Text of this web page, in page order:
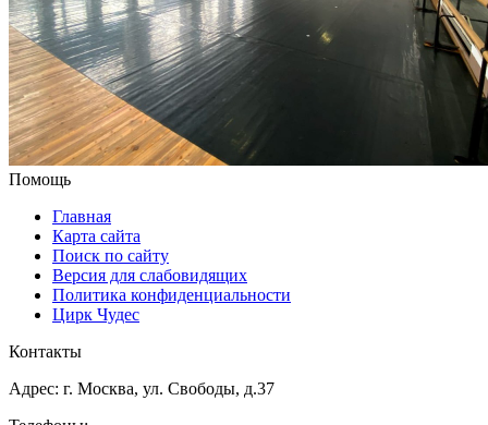
Помощь
Главная
Карта сайта
Поиск по сайту
Версия для слабовидящих
Политика конфиденциальности
Цирк Чудес
Контакты
Адрес: г. Москва, ул. Свободы, д.37